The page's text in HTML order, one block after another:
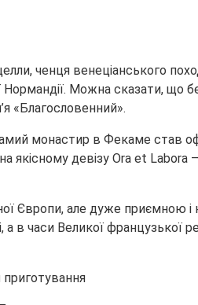
ченця венеціанського
Можна сказати, що
«Благословенний».
монастир в Фекаме став
якісному девізу Ora et
Європи, але дуже приємною
часи Великої французької